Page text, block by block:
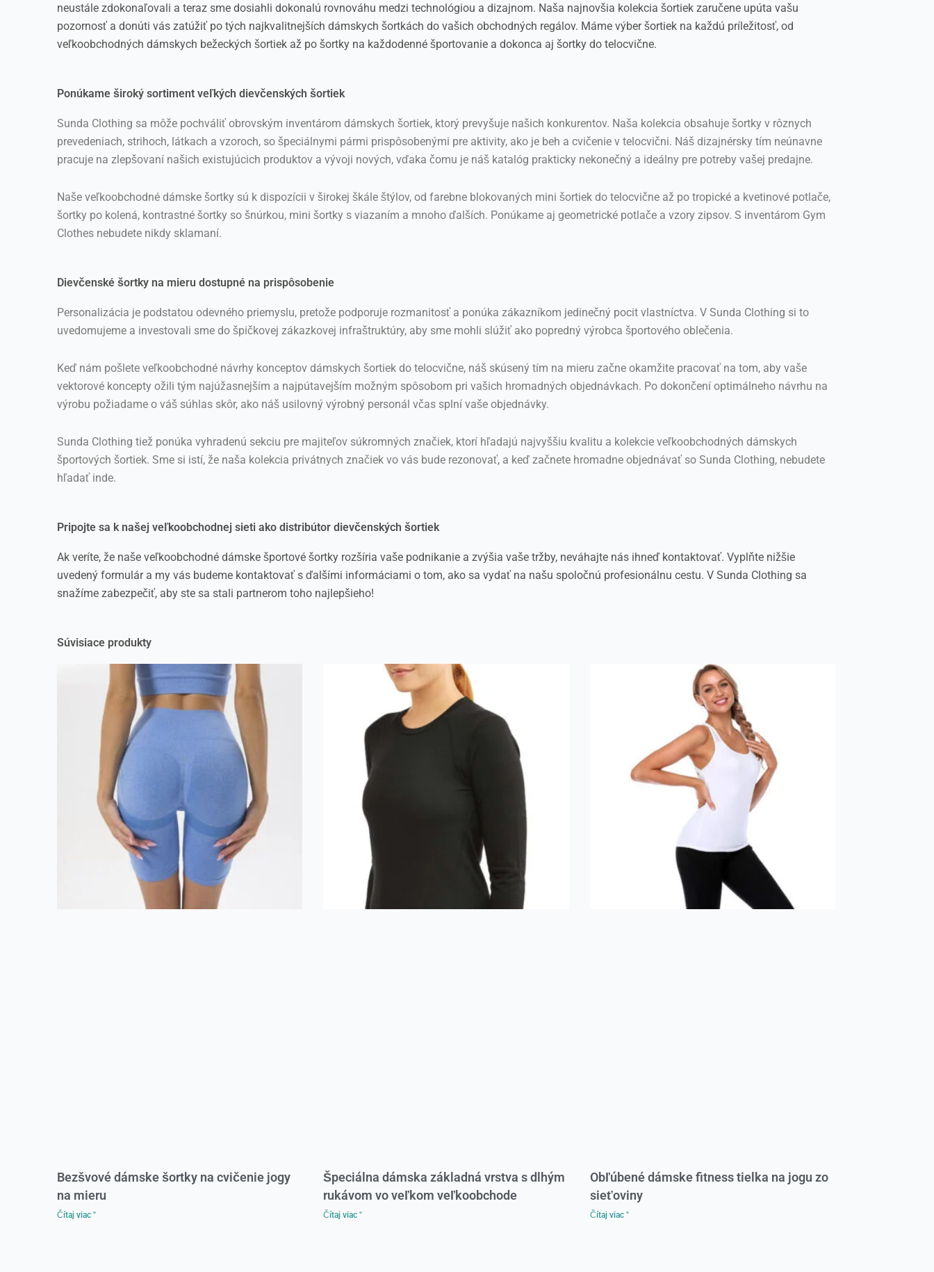
neustále zdokonaľovali a teraz sme dosiahli dokonalú rovnováhu medzi technológiou a dizajnom. Naša najnovšia kolekcia šortiek zaručene upúta vašu
pozornosť a donúti vás zatúžiť po tých najkvalitnejších dámskych šortkách do vašich obchodných regálov. Máme výber šortiek na každú príležitosť, od
veľkoobchodných dámskych bežeckých šortiek až po šortky na každodenné športovanie a dokonca aj šortky do telocvične.
Ponúkame široký sortiment veľkých dievčenských šortiek
Sunda Clothing sa môže pochváliť obrovským inventárom dámskych šortiek, ktorý prevyšuje našich konkurentov. Naša kolekcia obsahuje šortky v rôznych
prevedeniach, strihoch, látkach a vzoroch, so špeciálnymi pármi prispôsobenými pre aktivity, ako je beh a cvičenie v telocvični. Náš dizajnérsky tím neúnavne
pracuje na zlepšovaní našich existujúcich produktov a vývoji nových, vďaka čomu je náš katalóg prakticky nekonečný a ideálny pre potreby vašej predajne.
Naše veľkoobchodné dámske šortky sú k dispozícii v širokej škále štýlov, od farebne blokovaných mini šortiek do telocvične až po tropické a kvetinové potlače,
šortky po kolená, kontrastné šortky so šnúrkou, mini šortky s viazaním a mnoho ďalších. Ponúkame aj geometrické potlače a vzory zipsov. S inventárom Gym
Clothes nebudete nikdy sklamaní.
Dievčenské šortky na mieru dostupné na prispôsobenie
Personalizácia je podstatou odevného priemyslu, pretože podporuje rozmanitosť a ponúka zákazníkom jedinečný pocit vlastníctva. V Sunda Clothing si to
uvedomujeme a investovali sme do špičkovej zákazkovej infraštruktúry, aby sme mohli slúžiť ako popredný výrobca športového oblečenia.
Keď nám pošlete veľkoobchodné návrhy konceptov dámskych šortiek do telocvične, náš skúsený tím na mieru začne okamžite pracovať na tom, aby vaše
vektorové koncepty ožili tým najúžasnejším a najpútavejším možným spôsobom pri vašich hromadných objednávkach. Po dokončení optimálneho návrhu na
výrobu požiadame o váš súhlas skôr, ako náš usilovný výrobný personál včas splní vaše objednávky.
Sunda Clothing tiež ponúka vyhradenú sekciu pre majiteľov súkromných značiek, ktorí hľadajú najvyššiu kvalitu a kolekcie veľkoobchodných dámskych
športových šortiek. Sme si istí, že naša kolekcia privátnych značiek vo vás bude rezonovať, a keď začnete hromadne objednávať so Sunda Clothing, nebudete
hľadať inde.
Pripojte sa k našej veľkoobchodnej sieti ako distribútor dievčenských šortiek
Ak veríte, že naše veľkoobchodné dámske športové šortky rozšíria vaše podnikanie a zvýšia vaše tržby, neváhajte nás ihneď kontaktovať. Vyplňte nižšie
uvedený formulár a my vás budeme kontaktovať s ďalšími informáciami o tom, ako sa vydať na našu spoločnú profesionálnu cestu. V Sunda Clothing sa
snažíme zabezpečiť, aby ste sa stali partnerom toho najlepšieho!
Súvisiace produkty
Bezšvové dámske šortky na cvičenie jogy
na mieru
Čítaj viac "
Špeciálna dámska základná vrstva s dlhým
rukávom vo veľkom veľkoobchode
Čítaj viac "
Obľúbené dámske fitness tielka na jogu zo
sieťoviny
Čítaj viac "